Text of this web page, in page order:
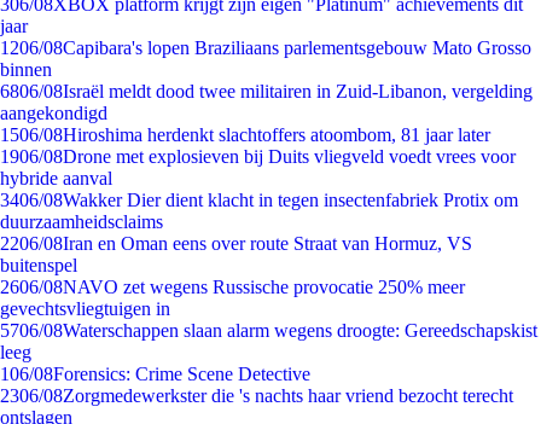
306/08XBOX platform krijgt zijn eigen "Platinum" achievements dit
jaar
1206/08Capibara's lopen Braziliaans parlementsgebouw Mato Grosso
binnen
6806/08Israël meldt dood twee militairen in Zuid-Libanon, vergelding
aangekondigd
1506/08Hiroshima herdenkt slachtoffers atoombom, 81 jaar later
1906/08Drone met explosieven bij Duits vliegveld voedt vrees voor
hybride aanval
3406/08Wakker Dier dient klacht in tegen insectenfabriek Protix om
duurzaamheidsclaims
2206/08Iran en Oman eens over route Straat van Hormuz, VS
buitenspel
2606/08NAVO zet wegens Russische provocatie 250% meer
gevechtsvliegtuigen in
5706/08Waterschappen slaan alarm wegens droogte: Gereedschapskist
leeg
106/08Forensics: Crime Scene Detective
2306/08Zorgmedewerkster die 's nachts haar vriend bezocht terecht
ontslagen